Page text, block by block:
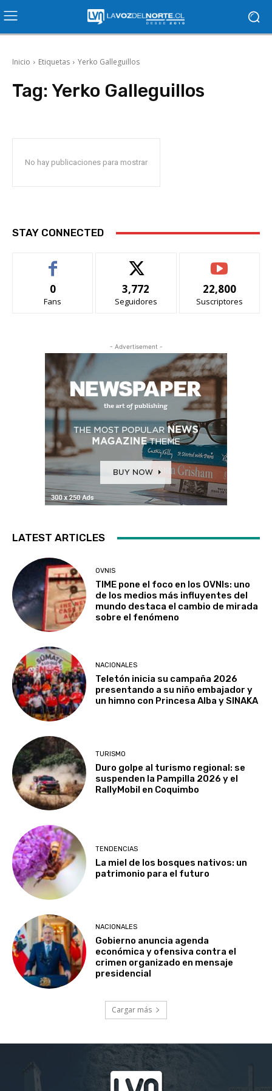
Inicio Etiquetas Yerko Galleguillos
Tag: Yerko Galleguillos
No hay publicaciones para mostrar
STAY CONNECTED
0
Fans
3,772
Seguidores
22,800
Suscriptores
- Advertisement -
LATEST ARTICLES
OVNIS
TIME pone el foco en los OVNIs: uno
de los medios más influyentes del
mundo destaca el cambio de mirada
sobre el fenómeno
NACIONALES
Teletón inicia su campaña 2026
presentando a su niño embajador y
un himno con Princesa Alba y SINAKA
TURISMO
Duro golpe al turismo regional: se
suspenden la Pampilla 2026 y el
RallyMobil en Coquimbo
TENDENCIAS
La miel de los bosques nativos: un
patrimonio para el futuro
NACIONALES
Gobierno anuncia agenda
económica y ofensiva contra el
crimen organizado en mensaje
presidencial
Cargar más